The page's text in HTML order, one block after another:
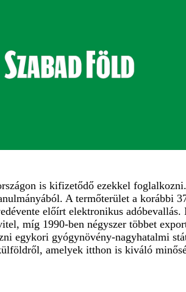
is kifizetődő ezekkel
A termőterület a korábbi
előírt elektronikus adóbevallás.
míg 1990-ben négyszer többet
egykori gyógynövény-nagyhatalmi
amelyek itthon is kiváló